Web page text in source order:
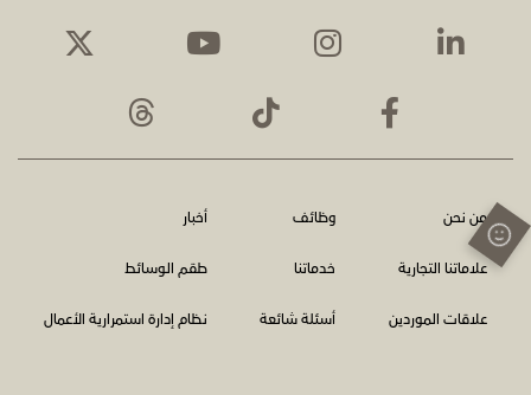
من نحن وظائف أخبار
علاماتنا التجارية خدماتنا طقم الوسائط
علاقات الموردين أسئلة شائعة نظام إدارة استمرارية الأعمال